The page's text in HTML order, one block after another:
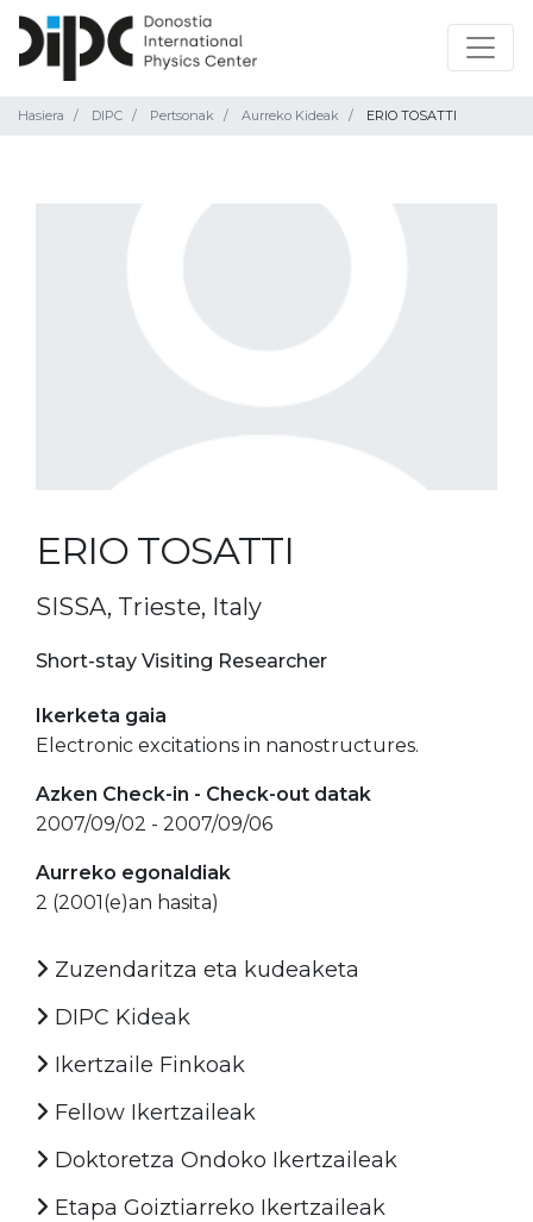
Hasiera DIPC Pertsonak Aurreko Kideak ERIO TOSATTI
ERIO TOSATTI
SISSA, Trieste, Italy
Short-stay Visiting Researcher
Ikerketa gaia
Electronic excitations in nanostructures.
Azken Check-in - Check-out datak
2007/09/02 - 2007/09/06
Aurreko egonaldiak
2 (2001(e)an hasita)
Zuzendaritza eta kudeaketa
DIPC Kideak
Ikertzaile Finkoak
Fellow Ikertzaileak
Doktoretza Ondoko Ikertzaileak
Etapa Goiztiarreko Ikertzaileak